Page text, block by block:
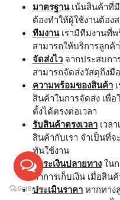
มาตรฐานเน้นสินค้าที่
ต้องทำให้ผู้ใช้งานต้อง
ทีมงานเรามีทีมงานที่พ
สามารถให้บริการลูกค้
จัดส่งไว จากประสบกา
สามารถจัดส่งวัสดุถึงมื
ความพร้อมของสินค้า
สินค้าในการจัดส่ง เพื่
ตั้งได้ตรงต่อเวลา
รับสินค้าตรงเวลา เวล
สินค้ากับเรา จำเป็นที่
ทันใช้งาน
ชำระเงินปลายทาง ใน
ทำการเก็บเงิน เมื่อสิน
ประเมินราคา หากทาง